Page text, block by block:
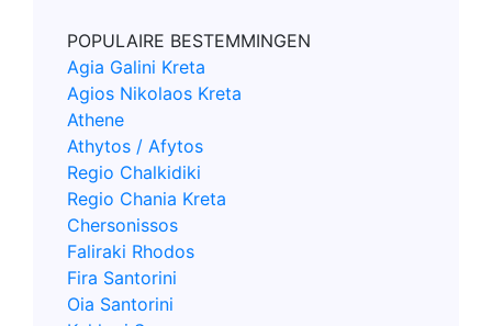
POPULAIRE BESTEMMINGEN
Agia Galini Kreta
Agios Nikolaos Kreta
Athene
Athytos / Afytos
Regio Chalkidiki
Regio Chania Kreta
Chersonissos
Faliraki Rhodos
Fira Santorini
Oia Santorini